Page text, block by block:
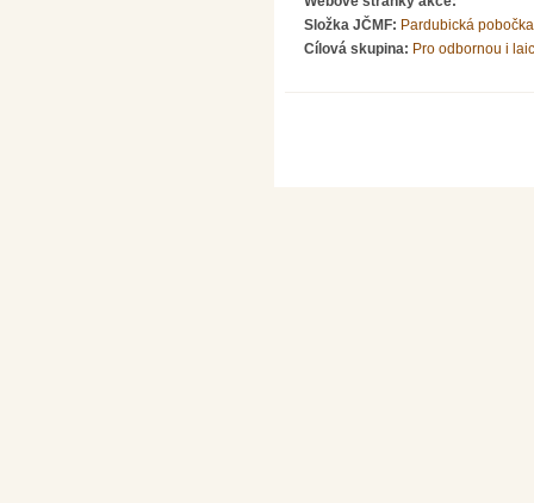
Složka JČMF: Pardubická pobočka
Cílová skupina: Pro odbornou i